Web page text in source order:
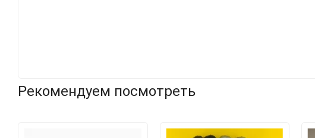
Рекомендуем посмотреть